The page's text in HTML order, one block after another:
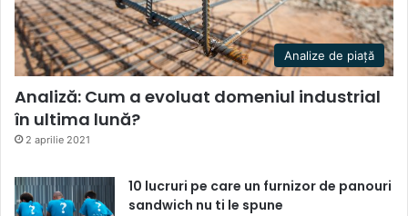
Analize de piață
Analiză: Cum a evoluat domeniul industrial
în ultima lună?
2 aprilie 2021
10 lucruri pe care un furnizor de panouri
sandwich nu ti le spune